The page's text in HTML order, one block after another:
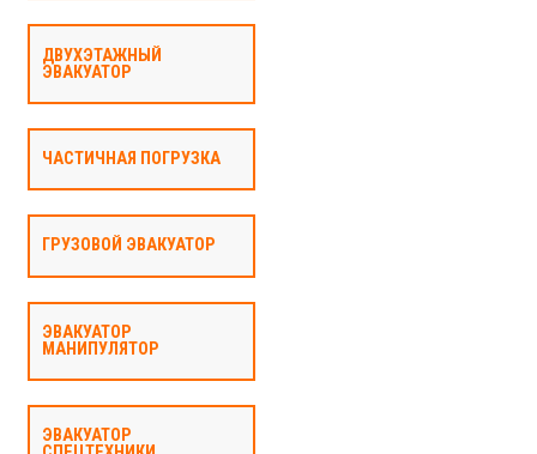
ДВУХЭТАЖНЫЙ
ЭВАКУАТОР
ЧАСТИЧНАЯ ПОГРУЗКА
ГРУЗОВОЙ ЭВАКУАТОР
ЭВАКУАТОР
МАНИПУЛЯТОР
ЭВАКУАТОР